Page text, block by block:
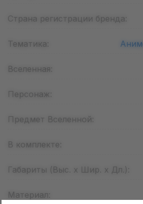
Страна регистрации бренда:
Тематика:
Вселенная:
Персонаж:
Предмет Вселенной:
В комплекте:
Габариты (Выс. х Шир. х Дл.):
Материал: